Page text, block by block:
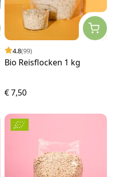
4.8(99)
Bio Reisflocken 1 kg
€ 7,50